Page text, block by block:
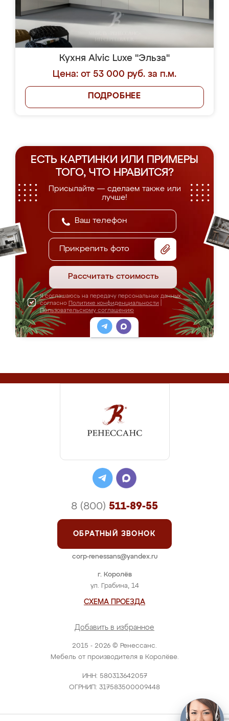
Кухня Alvic Luxe "Эльза"
Цена: от 53 000 руб. за п.м.
ПОДРОБНЕЕ
ЕСТЬ КАРТИНКИ ИЛИ ПРИМЕРЫ
ТОГО, ЧТО НРАВИТСЯ?
Присылайте — сделаем также или
лучше!
Прикрепить фото
Рассчитать стоимость
Я соглашаюсь на передачу персональных данных
согласно Политике конфиденциальности
Пользовательскому соглашению
2015 - 2026 © Ренессанс.
Мебель от производителя в Королёве.
ИНН: 580313642057
ОГРНИП: 317583500009448
г. Королёв
ул. Грабина, 14
СХЕМА ПРОЕЗДА
Добавить в избранное
8 (800) 511-89-55
ОБРАТНЫЙ ЗВОНОК
corp-renessans@yandex.ru